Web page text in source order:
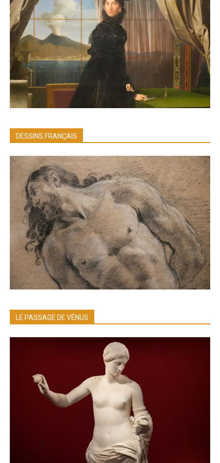
DESSINS FRANÇAIS
LE PASSAGE DE VÉNUS